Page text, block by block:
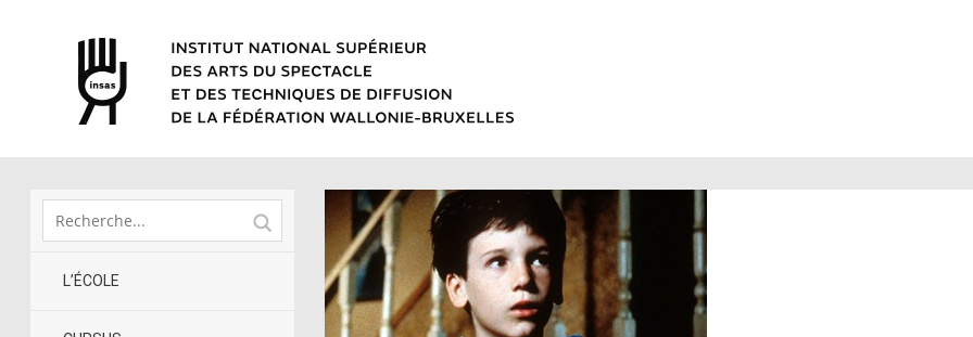
L’ÉCOLE